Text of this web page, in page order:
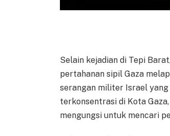
Selain kejadian di Tepi
pertahanan sipil Gaza
serangan militer Israel
terkonsentrasi di Kota
mengungsi untuk mencari